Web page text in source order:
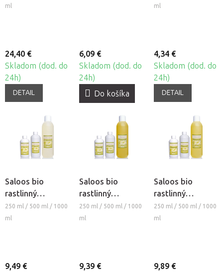
WELLNES ARGÁN
ml
24,40 €
Skladom (dod. do
24h)
DETAIL
6,09 €
Skladom (dod. do
24h)
Do košíka
SLNEČNICOVÝ
ml
4,34 €
Skladom (dod. do
24h)
DETAIL
Saloos bio
rastlinný
masážny olej -
RICÍNOVÝ
250 ml / 500 ml / 1000
ml
9,49 €
Saloos bio
rastlinný
masážny olej -
SEZAMOVÝ
250 ml / 500 ml / 1000
ml
9,39 €
Saloos bio
rastlinný
masážny olej -
MAKADAMIOVÝ
250 ml / 500 ml / 1000
ml
9,89 €